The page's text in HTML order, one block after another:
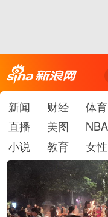
新闻 财经 体育
直播
美图 NBA
小说
教育 女性